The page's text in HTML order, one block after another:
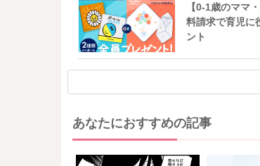
【0-1歳のママ
料請求で育児に
ント
あなたにおすすめの記事